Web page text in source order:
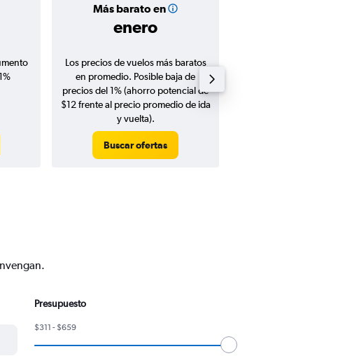
Más barato en
enero
Los precios de vuelos más baratos
en promedio. Posible baja de
precios del 1% (ahorro potencial de
$12 frente al precio promedio de ida
y vuelta).
Buscar ofertas
Presupuesto
$311 - $659